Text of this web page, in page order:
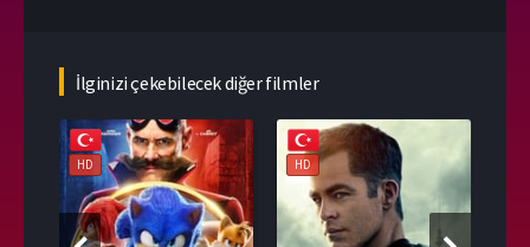
İlginizi çekebilecek diğer filmler
HD HD